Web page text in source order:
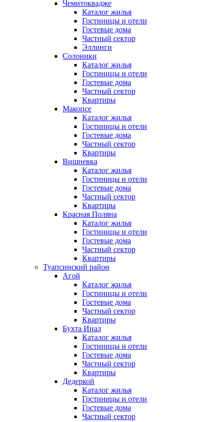
Чемитоквадже
Каталог жилья
Гостиницы и отели
Гостевые дома
Частный сектор
Эллинги
Солоники
Каталог жилья
Гостиницы и отели
Гостевые дома
Частный сектор
Квартиры
Макопсе
Каталог жилья
Гостиницы и отели
Гостевые дома
Частный сектор
Квартиры
Вишневка
Каталог жилья
Гостиницы и отели
Гостевые дома
Частный сектор
Квартиры
Красная Поляна
Каталог жилья
Гостиницы и отели
Гостевые дома
Частный сектор
Квартиры
Туапсинский район
Агой
Каталог жилья
Гостиницы и отели
Гостевые дома
Частный сектор
Квартиры
Бухта Инал
Каталог жилья
Гостиницы и отели
Гостевые дома
Частный сектор
Квартиры
Дедеркой
Каталог жилья
Гостиницы и отели
Гостевые дома
Частный сектор